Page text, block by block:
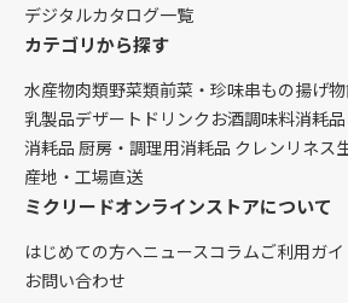
デジタルカタログ一覧
カテゴリから探す
水産物肉類野菜類前菜・珍味串もの揚げ物
乳製品デザート ドリンク お酒調味料消耗
消耗品 厨房・調理用消耗品 クレンリネス
産地・工場直送
ミクリードオンラインストアについて
はじめての方へニュースコラムご利用ガイ
お問い合わせ